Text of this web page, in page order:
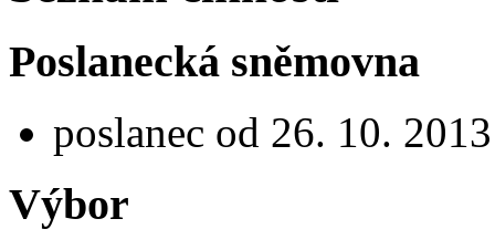
Poslanecká sněmovna
poslanec od 26. 10.
Výbor